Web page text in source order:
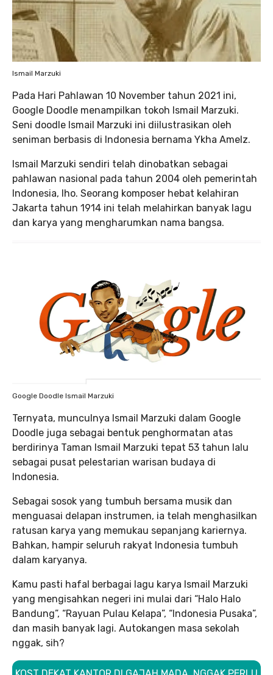
Ismail Marzuki
Pada Hari Pahlawan 10 November tahun 2021 ini,
Google Doodle menampilkan tokoh Ismail Marzuki.
Seni doodle Ismail Marzuki ini diilustrasikan oleh
seniman berbasis di Indonesia bernama Ykha Amelz.
Ismail Marzuki sendiri telah dinobatkan sebagai
pahlawan nasional pada tahun 2004 oleh pemerintah
Indonesia, lho. Seorang komposer hebat kelahiran
Jakarta tahun 1914 ini telah melahirkan banyak lagu
dan karya yang mengharumkan nama bangsa.
Google Doodle Ismail Marzuki
Ternyata, munculnya Ismail Marzuki dalam Google
Doodle juga sebagai bentuk penghormatan atas
berdirinya Taman Ismail Marzuki tepat 53 tahun lalu
sebagai pusat pelestarian warisan budaya di
Indonesia.
Sebagai sosok yang tumbuh bersama musik dan
menguasai delapan instrumen, ia telah menghasilkan
ratusan karya yang memukau sepanjang kariernya.
Bahkan, hampir seluruh rakyat Indonesia tumbuh
dalam karyanya.
Kamu pasti hafal berbagai lagu karya Ismail Marzuki
yang mengisahkan negeri ini mulai dari “Halo Halo
Bandung”, “Rayuan Pulau Kelapa”, “Indonesia Pusaka”,
dan masih banyak lagi. Autokangen masa sekolah
nggak, sih?